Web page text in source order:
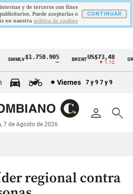
SMMLV$1.750.905 BRENTUS$73,48
▼ 1.12
ORO
Viernes 7 y 9 7 y 9
person search
, 7 de Agosto de 2026
regional contra
y de terceros con fines
Puede aceptarlas o
en nuestra politica de cookies
CONTINUAR